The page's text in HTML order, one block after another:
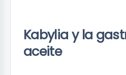
Kabylia y la
aceite